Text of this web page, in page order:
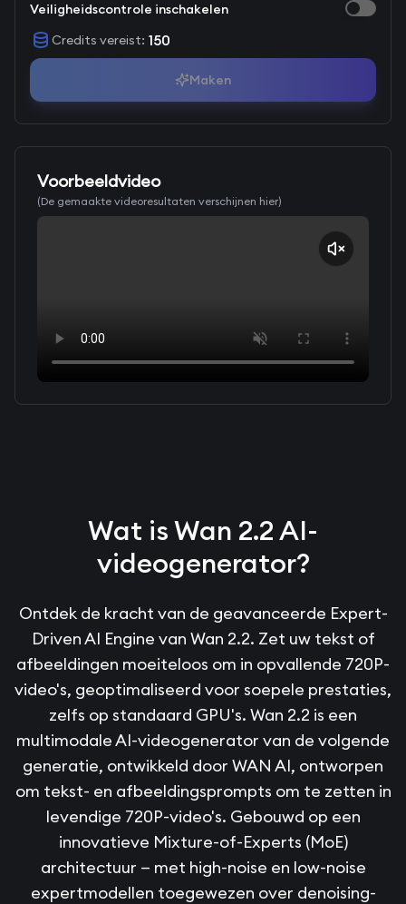
Veiligheidscontrole inschakelen
Credits vereist: 150
Maken
Voorbeeldvideo
(De gemaakte videoresultaten verschijnen hier)
Wat is Wan 2.2 AI-
videogenerator?
Ontdek de kracht van de geavanceerde Expert-
Driven AI Engine van Wan 2.2. Zet uw tekst of
afbeeldingen moeiteloos om in opvallende 720P-
video's, geoptimaliseerd voor soepele prestaties,
zelfs op standaard GPU's. Wan 2.2 is een
multimodale AI-videogenerator van de volgende
generatie, ontwikkeld door WAN AI, ontworpen
om tekst- en afbeeldingsprompts om te zetten in
levendige 720P-video's. Gebouwd op een
innovatieve Mixture-of-Experts (MoE)
architectuur — met high-noise en low-noise
expertmodellen toegewezen over denoising-